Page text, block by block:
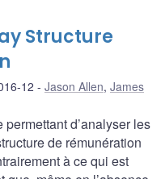
Structure
12 Jason Allen, James
d’analyser les
de rémunération
à ce qui est